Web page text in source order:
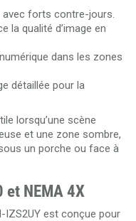
forts contre-jours.
la qualité d’image en
dans les zones
détaillée pour la
lorsqu’une scène
et une zone sombre,
un porche ou face à
NEMA 4X
IZS2UY est conçue pour